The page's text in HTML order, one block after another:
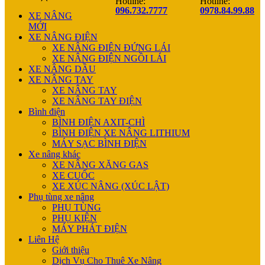
096.732.7777
0978.84.99.88
XE NÂNG
MỚI
XE NÂNG ĐIỆN
XE NÂNG ĐIỆN ĐỨNG LÁI
XE NÂNG ĐIỆN NGỒI LÁI
XE NÂNG DẦU
XE NÂNG TAY
XE NÂNG TAY
XE NÂNG TAY ĐIỆN
Bình điện
BÌNH ĐIỆN AXIT-CHÌ
BÌNH ĐIỆN XE NÂNG LITHIUM
MÁY SẠC BÌNH ĐIỆN
Xe nâng khác
XE NÂNG XĂNG GAS
XE CUỐC
XE XÚC NÂNG (XÚC LẬT)
Phụ tùng xe nâng
PHỤ TÙNG
PHỤ KIỆN
MÁY PHÁT ĐIỆN
Liên Hệ
Giới thiệu
Dịch Vụ Cho Thuê Xe Nâng